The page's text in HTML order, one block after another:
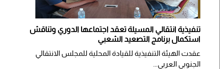
تنفيذية انتقالي المسيلة تعقد اجتماعها الدوري وتناقش
استكمال برنامج التصعيد الشعبي
عقدت الهيئة التنفيذية للقيادة المحلية للمجلس الانتقالي
الجنوبي العربي...